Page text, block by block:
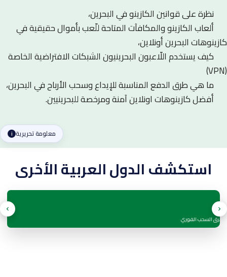
نظرة على قوانين الكازينو في البحرين،
ألعاب الكازينو والمكافآت المتاحة للّعب بأموال حقيقية في
كازينوهات البحرين أونلاين،
كيف يستخدم اللّاعبون البحرينيون الشبكات الافتراضية الخاصة
(VPN)
ما هي طرق الدفع المناسبة للإيداع وسحب الأرباح في البحرين،
أفضل كازينوهات اونلاين آمنة ومرخصة للبحرينيين.
معلومة تحريرية i
استكشف الدول العربية الأخرى
+ طرق السحب الفوري